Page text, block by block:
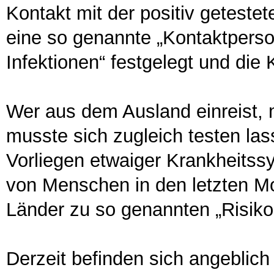
Kontakt mit der positiv
eine so genannte
Infektionen“ festgelegt und die
Wer aus dem Ausland einreist,
musste sich zugleich testen
Vorliegen etwaiger
von Menschen in den letzten
Länder zu so genannten
Derzeit befinden sich